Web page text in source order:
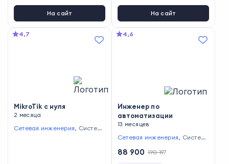
На сайт На сайт
4,7
MikroTik с нуля
2 месяца
Сетевая инженерия, Системн
4,6
Инженер по
автоматизации
13 месяцев
Сетевая инженерия, Системн
88 900 190 197